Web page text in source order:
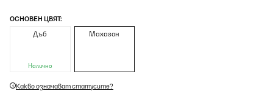
ОСНОВЕН ЦВЯТ:
Дъб
Налично
Махагон
Какво означават статусите?